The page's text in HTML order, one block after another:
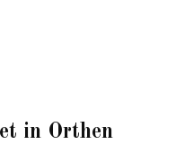
in Orthen